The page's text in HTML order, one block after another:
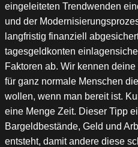
eingeleiteten Trendwenden
und der
langfristig finanziell
tagesgeldkonten
Faktoren ab. Wir kennen
für ganz normale Menschen
wollen, wenn man bereit ist.
eine Menge Zeit. Dieser Tipp
Bargeldbestände, Geld und
entsteht, damit andere diese